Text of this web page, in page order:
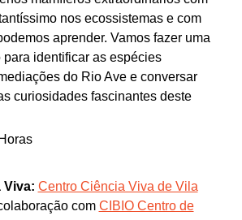
nos ecossistemas e com
aprender. Vamos fazer uma
identificar as espécies
do Rio Ave e conversar
curiosidades fascinantes deste
Viva: Centro Ciência Viva de Vila
com CIBIO Centro de